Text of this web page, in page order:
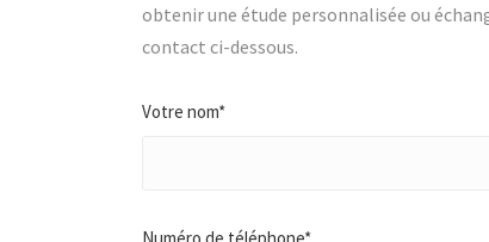
obtenir une étude personnalisée ou
contact ci-dessous.
Votre nom*